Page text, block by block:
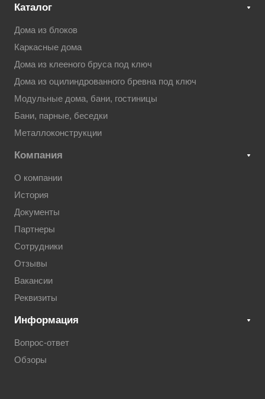
Каталог
Дома из блоков
Каркасные дома
Дома из клееного бруса под ключ
Дома из оцилиндрованного бревна под ключ
Модульные дома, бани, гостиницы
Бани, парные, беседки
Металлоконструкции
Компания
О компании
История
Документы
Партнеры
Сотрудники
Отзывы
Вакансии
Реквизиты
Информация
Вопрос-ответ
Обзоры